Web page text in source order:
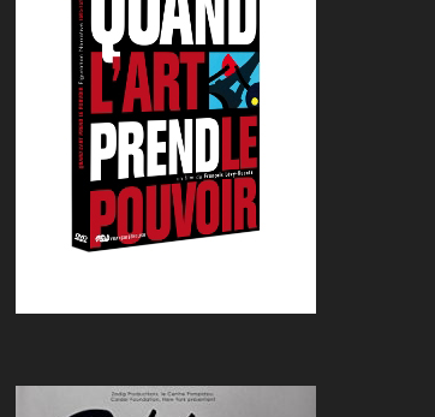
Durée : 52 min
Genre :Documentaire
Pays :France
Année :
2008